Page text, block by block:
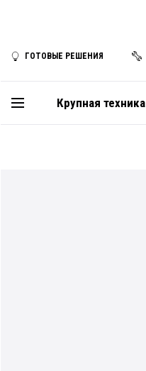
ГОТОВЫЕ РЕШЕНИЯ
Крупная техника